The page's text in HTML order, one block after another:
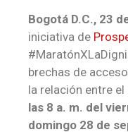
Bogotá D.C., 23
iniciativa de
brechas de
la relación entre el
las 8 a. m. del
domingo 28 de